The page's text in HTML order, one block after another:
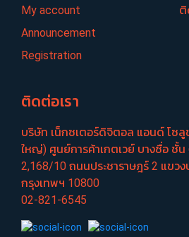
My account
Announcement
Registration
ติ
ติดต่อเรา
บริษัท เน็กซเตอร์​ดิจิตอล แอนด์ โซลู
ใหญ่) ศูนย์​การค้าเกตเวย์​ บางซื่อ​ ชั้
2,168/10 ถนนประชา​ราษฎร์​ 2 แขว
กรุงเทพฯ 10800
02-821-6545